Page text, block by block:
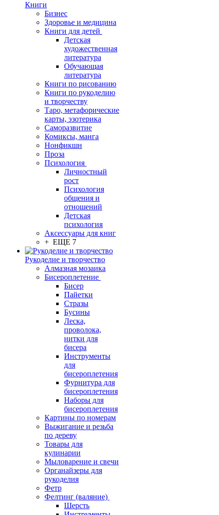
Книги
Бизнес
Здоровье и медицина
Книги для детей
Детская
художественная
литература
Обучающая
литература
Книги по рисованию
Книги по рукоделию
и творчеству
Таро, метафорические
карты, эзотерика
Саморазвитие
Комиксы, манга
Нонфикшн
Проза
Психология
Личностный
рост
Психология
общения и
отношений
Детская
психология
Аксессуары для книг
+ ЕЩЕ 7
Рукоделие и творчество
Алмазная мозаика
Бисероплетение
Бисер
Пайетки
Стразы
Бусины
Леска,
проволока,
нитки для
бисера
Инструменты
для
бисероплетения
Фурнитура для
бисероплетения
Наборы для
бисероплетения
Картины по номерам
Выжигание и резьба
по дереву
Товары для
кулинарии
Мыловарение и свечи
Органайзеры для
рукоделия
Фетр
Фелтинг (валяние)
Шерсть